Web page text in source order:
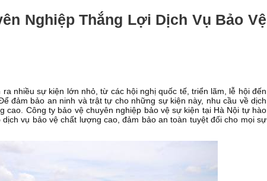
Nghiệp Thắng Lợi Dịch Vụ Bảo Vệ
nhiều sự kiện lớn nhỏ, từ các hội nghị quốc tế, triển lãm, lễ hội đến
đảm bảo an ninh và trật tự cho những sự kiện này, nhu cầu về dịch
cao. Công ty bảo vệ chuyên nghiệp bảo vệ sự kiện tại Hà Nội tự hào
vụ bảo vệ chất lượng cao, đảm bảo an toàn tuyệt đối cho mọi sự